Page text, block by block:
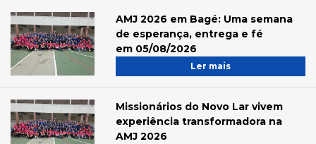
AMJ 2026 em Bagé: Uma semana
de esperança, entrega e fé
em 05/08/2026
Ler mais
Missionários do Novo Lar vivem
experiência transformadora na
AMJ 2026